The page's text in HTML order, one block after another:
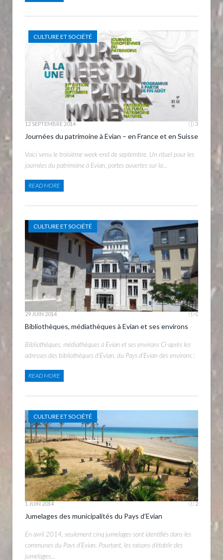
CULTURE ET SOCIÉTÉ
12 SEPTEMBRE 2014 3
Journées du patrimoine à Evian – en France et en Suisse
Voici venu le troisième week-end de septembre. Un rituel pour les
journées du patrimoine à Evian, portes ouvertes sur la…
READ MORE
CULTURE ET SOCIÉTÉ
29 JUIN 2014 0
Bibliothèques, médiathèques à Evian et ses environs
Bibliothèques, médiathèques à Evian et ses environs Ci-après les
adresses des bibliothèques d’Evian, du Pays d’Evian des environs :
READ MORE
CULTURE ET SOCIÉTÉ
1 JUIN 2014 2
Jumelages des municipalités du Pays d’Evian
En avril 2014, seulement cinq jumelages sont identifiés dans les
communes du Pays d’Evian. Pourtant, les raisons d’établir des
jumelages…